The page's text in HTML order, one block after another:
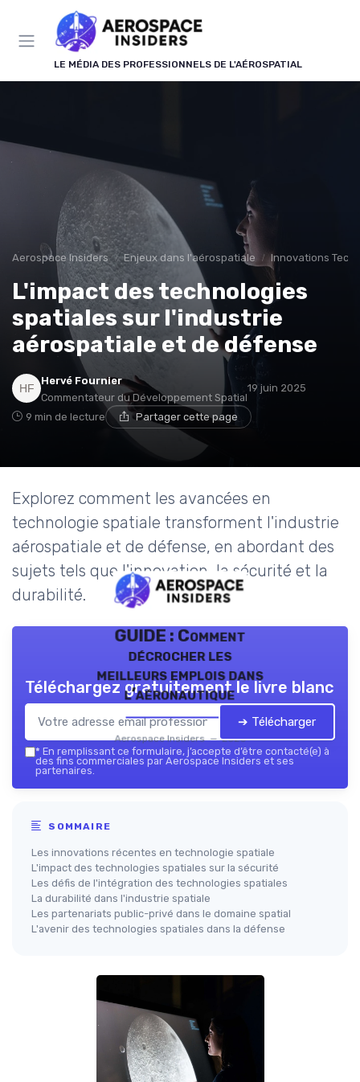
LE MÉDIA DES PROFESSIONNELS DE L'AÉROSPATIAL
Aerospace Insiders Enjeux dans l'aérospatiale Innovations
L'impact des technologies
spatiales sur l'industrie
aérospatiale et de défense
Hervé Fournier
Commentateur du Développement Spatial
19 juin 2025
9 min de lecture Partager cette page
Explorez comment les avancées en
technologie spatiale transforment l'industrie
aérospatiale et de défense, en abordant des
sujets tels que l'innovation, la sécurité et la
durabilité.
GUIDE : Comment
décrocher les
meilleurs emplois dans
l’aéronautique
Aerospace Insiders — 2026
Téléchargez gratuitement le livre blanc
➔ Télécharger
* En remplissant ce formulaire, j’accepte d’être contacté(e) à
des fins commerciales par Aerospace Insiders et ses
partenaires.
SOMMAIRE
Les innovations récentes en technologie spatiale
L'impact des technologies spatiales sur la sécurité
Les défis de l'intégration des technologies spatiales
La durabilité dans l'industrie spatiale
Les partenariats public-privé dans le domaine spatial
L'avenir des technologies spatiales dans la défense
Panneau de gestion des cookies